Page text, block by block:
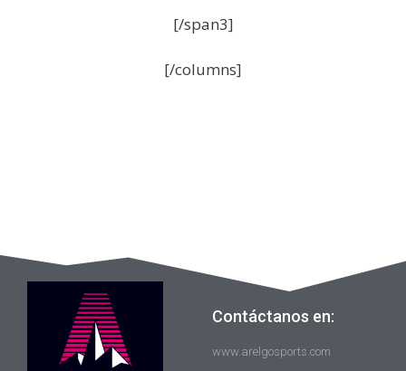
[/span3]
[/columns]
Contáctanos en:
www.arelgosports.com